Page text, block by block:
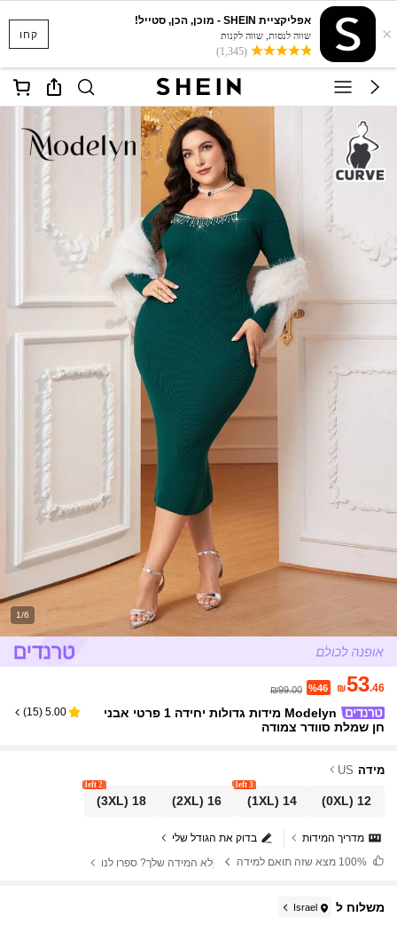
קחו ×
אפליקציית SHEIN - מוכן, הכן, סטייל!
שווה לנסות, שווה לקנות
(1,345)
1/6
₪53.46
%46
₪99.00
Modelyn מידות גדולות יחידה 1 פרטי אבני
חן שמלת סוודר צמודה
5.00
(
15
)
מידה US
12
(0XL)
14
(1XL)
3 left
16
(2XL)
18
(3XL)
2 left
בדוק את הגודל שלי
מדריך המידות
מצא שזה תואם למידה לא המידה שלך? ספרו לנו
משלוח ל Israel